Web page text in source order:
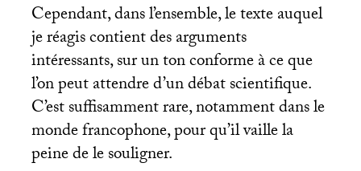
Cependant, dans l’ensemble, le texte auquel
je réagis contient des arguments
intéressants, sur un ton conforme à ce que
l’on peut attendre d’un débat scientifique.
C’est suffisamment rare, notamment dans le
monde francophone, pour qu’il vaille la
peine de le souligner.